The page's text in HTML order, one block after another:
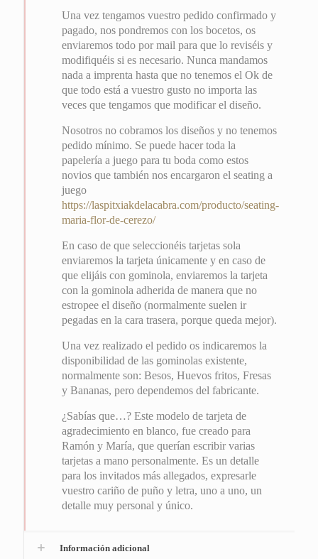
Una vez tengamos vuestro pedido confirmado y
pagado, nos pondremos con los bocetos, os
enviaremos todo por mail para que lo reviséis y
modifiquéis si es necesario. Nunca mandamos
nada a imprenta hasta que no tenemos el Ok de
que todo está a vuestro gusto no importa las
veces que tengamos que modificar el diseño.
Nosotros no cobramos los diseños y no tenemos
pedido mínimo. Se puede hacer toda la
papelería a juego para tu boda como estos
novios que también nos encargaron el seating a
juego
https://laspitxiakdelacabra.com/producto/seating-
maria-flor-de-cerezo/
En caso de que seleccionéis tarjetas sola
enviaremos la tarjeta únicamente y en caso de
que elijáis con gominola, enviaremos la tarjeta
con la gominola adherida de manera que no
estropee el diseño (normalmente suelen ir
pegadas en la cara trasera, porque queda mejor).
Una vez realizado el pedido os indicaremos la
disponibilidad de las gominolas existente,
normalmente son: Besos, Huevos fritos, Fresas
y Bananas, pero dependemos del fabricante.
¿Sabías que…? Este modelo de tarjeta de
agradecimiento en blanco, fue creado para
Ramón y María, que querían escribir varias
tarjetas a mano personalmente. Es un detalle
para los invitados más allegados, expresarle
vuestro cariño de puño y letra, uno a uno, un
detalle muy personal y único.
Información adicional